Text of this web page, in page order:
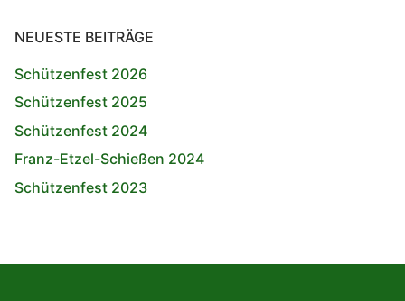
NEUESTE BEITRÄGE
Schützenfest 2026
Schützenfest 2025
Schützenfest 2024
Franz-Etzel-Schießen 2024
Schützenfest 2023